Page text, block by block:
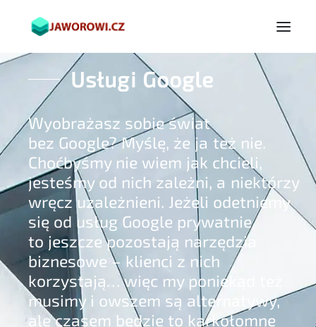
Usługi Google
Wyobrażasz sobie świat
bez Google? Myślę, że ja też nie.
Choćbyśmy nie wiem jak chcieli,
jesteśmy od nich zależni, a niektórzy
wręcz uzależnieni. Jeżeli odetniemy
się od usług Google prywatnie,
to jeszcze pozostają narzędzia
biznesowe – klienci z nich
korzystają… więc my poniekąd też
musimy i owszem są alternatywy,
ale czasem będzie to karkołomne